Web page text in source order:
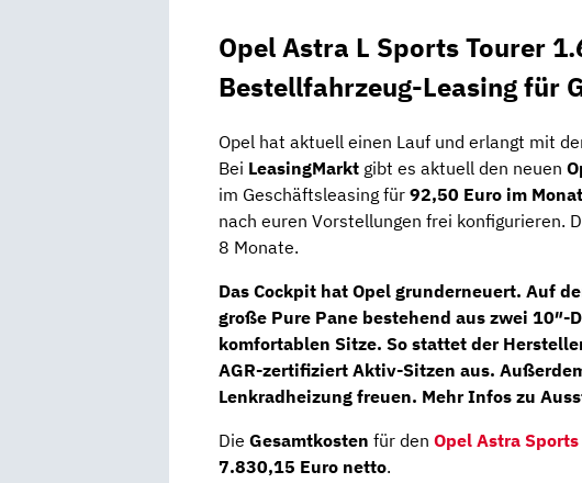
Opel Astra L Sports Tourer
Bestellfahrzeug-Leasing für
Opel hat aktuell einen Lauf und erlangt mit
Bei LeasingMarkt gibt es aktuell den neuen
im Geschäftsleasing für 92,50 Euro im
nach euren Vorstellungen frei konfigurieren.
8 Monate.
Das Cockpit hat Opel grunderneuert. Auf
große Pure Pane bestehend aus zwei 10″-
komfortablen Sitze. So stattet der
AGR-zertifiziert Aktiv-Sitzen aus.
Lenkradheizung freuen. Mehr Infos zu
Die Gesamtkosten für den Opel Astra Sports
7.830,15 Euro netto.